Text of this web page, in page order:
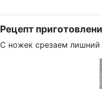
Рецепт
С ножек срезаем